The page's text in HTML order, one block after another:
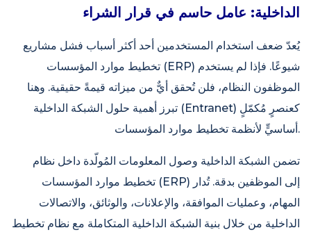
الداخلية: عامل حاسم في قرار الشراء
يُعدّ ضعف استخدام المستخدمين أحد أكثر أسباب فشل مشاريع
تخطيط موارد المؤسسات (ERP) شيوعًا. فإذا لم يستخدم
الموظفون النظام، فلن تُحقق أيٌّ من ميزاته قيمةً حقيقية. وهنا
تبرز أهمية حلول الشبكة الداخلية (Entranet) كعنصرٍ مُكمّلٍ
أساسيٍّ لأنظمة تخطيط موارد المؤسسات.
تضمن الشبكة الداخلية وصول المعلومات المُولّدة داخل نظام
تخطيط موارد المؤسسات (ERP) إلى الموظفين بدقة. تُدار
المهام، وعمليات الموافقة، والإعلانات، والوثائق، والاتصالات
الداخلية من خلال بنية الشبكة الداخلية المتكاملة مع نظام تخطيط